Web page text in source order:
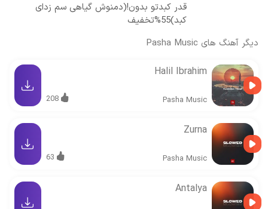
قدر کبدتو بدون!(دمنوش گیاهی سم زدای
کبد)55%تخفیف
دیگر آهنگ های Pasha Music
Halil Ibrahim
Pasha Music
208
Zurna
Pasha Music
63
Antalya